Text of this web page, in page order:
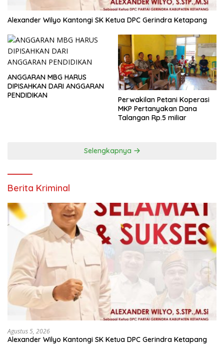
Alexander Wilyo Kantongi SK Ketua DPC Gerindra Ketapang
ANGGARAN MBG HARUS
DIPISAHKAN DARI ANGGARAN
PENDIDIKAN
Perwakilan Petani Koperasi
MKP Pertanyakan Dana
Talangan Rp.5 miliar
Selengkapnya
Berita Kriminal
Agustus 5, 2026
Alexander Wilyo Kantongi SK Ketua DPC Gerindra Ketapang